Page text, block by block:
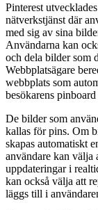
Pinterest
nätverkstjänst där
med sig av sina
Användarna kan
och dela bilder som
Webbplatsägare
webbplats som
besökarens
De bilder som
kallas för pins. Om
skapas automatiskt
användare kan välja
uppdateringar i
kan också välja att
läggs till i